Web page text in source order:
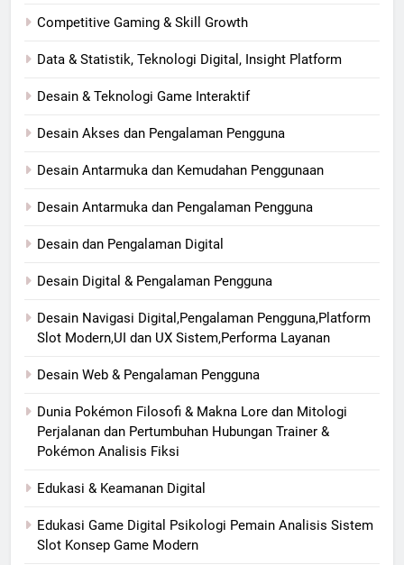
Competitive Gaming & Skill Growth
Data & Statistik, Teknologi Digital, Insight Platform
Desain & Teknologi Game Interaktif
Desain Akses dan Pengalaman Pengguna
Desain Antarmuka dan Kemudahan Penggunaan
Desain Antarmuka dan Pengalaman Pengguna
Desain dan Pengalaman Digital
Desain Digital & Pengalaman Pengguna
Desain Navigasi Digital,Pengalaman Pengguna,Platform
Slot Modern,UI dan UX Sistem,Performa Layanan
Desain Web & Pengalaman Pengguna
Dunia Pokémon Filosofi & Makna Lore dan Mitologi
Perjalanan dan Pertumbuhan Hubungan Trainer &
Pokémon Analisis Fiksi
Edukasi & Keamanan Digital
Edukasi Game Digital Psikologi Pemain Analisis Sistem
Slot Konsep Game Modern